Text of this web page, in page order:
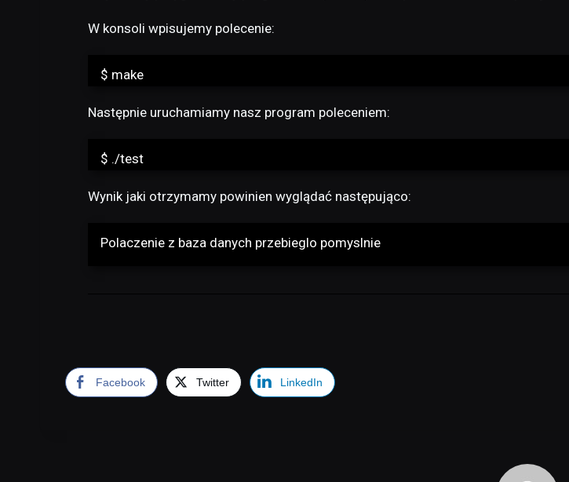
W konsoli wpisujemy polecenie:
$ make
Następnie uruchamiamy nasz program poleceniem:
$ ./test
Wynik jaki otrzymamy powinien wyglądać następująco:
Polaczenie z baza danych przebieglo pomyslnie
Facebook Twitter LinkedIn